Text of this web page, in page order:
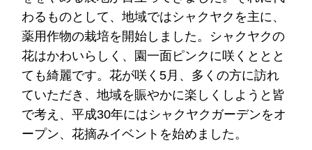
わるものとして、地域ではシャクヤクを主に、
薬用作物の栽培を開始しました。シャクヤクの
花はかわいらしく、園一面ピンクに咲くととと
ても綺麗です。花が咲く5月、多くの方に訪れ
ていただき、地域を賑やかに楽しくしようと皆
で考え、平成30年にはシャクヤクガーデンをオ
ープン、花摘みイベントを始めました。